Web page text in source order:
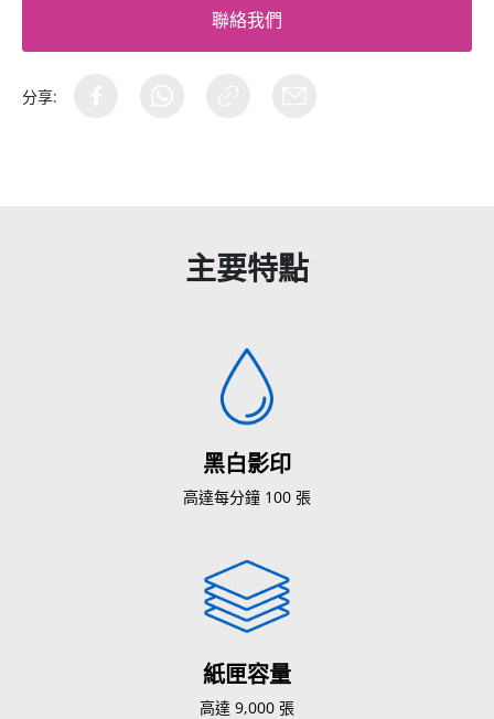
聯絡我們
分享:
主要特點
黑白影印
高達每分鐘 100 張
紙匣容量
高達 9,000 張